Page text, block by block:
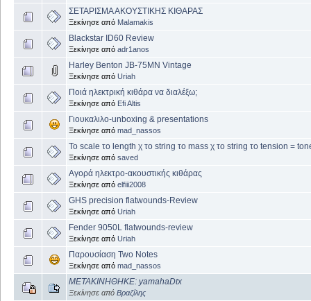
ΣΕΤΑΡΙΣΜΑ ΑΚΟΥΣΤΙΚΗΣ ΚΙΘΑΡΑΣ
Ξεκίνησε από Malamakis
Blackstar ID60 Review
Ξεκίνησε από adr1anos
Harley Benton JB-75MN Vintage
Ξεκίνησε από Uriah
Ποιά ηλεκτρική κιθάρα να διαλέξω;
Ξεκίνησε από Efi Altis
Γιουκαλιλο-unboxing & presentations
Ξεκίνησε από mad_nassos
Το scale το length χ το string το mass χ το string το tension =
Ξεκίνησε από saved
Αγορά ηλεκτρο-ακουστικής κιθάρας
Ξεκίνησε από elfiii2008
GHS precision flatwounds-Review
Ξεκίνησε από Uriah
Fender 9050L flatwounds-review
Ξεκίνησε από Uriah
Παρουσίαση Two Notes
Ξεκίνησε από mad_nassos
ΜΕΤΑΚΙΝΗΘΗΚΕ: yamahaDtx
Ξεκίνησε από Βραζίλης